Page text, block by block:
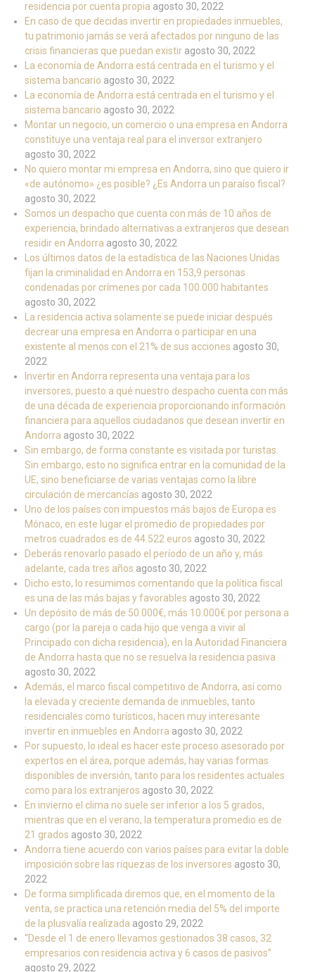
residencia por cuenta propia agosto 30, 2022
En caso de que decidas invertir en propiedades inmuebles,
tu patrimonio jamás se verá afectados por ninguno de las
crisis financieras que puedan existir agosto 30, 2022
La economía de Andorra está centrada en el turismo y el
sistema bancario agosto 30, 2022
La economía de Andorra está centrada en el turismo y el
sistema bancario agosto 30, 2022
Montar un negocio, un comercio o una empresa en Andorra
constituye una ventaja real para el inversor extranjero
agosto 30, 2022
No quiero montar mi empresa en Andorra, sino que quiero ir
«de autónomo» ¿es posible? ¿Es Andorra un paraíso fiscal?
agosto 30, 2022
Somos un despacho que cuenta con más de 10 años de
experiencia, brindado alternativas a extranjeros que desean
residir en Andorra agosto 30, 2022
Los últimos datos de la estadística de las Naciones Unidas
fijan la criminalidad en Andorra en 153,9 personas
condenadas por crímenes por cada 100.000 habitantes
agosto 30, 2022
La residencia activa solamente se puede iniciar después
decrear una empresa en Andorra o participar en una
existente al menos con el 21% de sus acciones agosto 30,
2022
Invertir en Andorra representa una ventaja para los
inversores, puesto a qué nuestro despacho cuenta con más
de una década de experiencia proporcionando información
financiera para aquellos ciudadanos que desean invertir en
Andorra agosto 30, 2022
Sin embargo, de forma constante es visitada por turistas.
Sin embargo, esto no significa entrar en la comunidad de la
UE, sino beneficiarse de varias ventajas como la libre
circulación de mercancías agosto 30, 2022
Uno de los países con impuestos más bajos de Europa es
Mónaco, en este lugar el promedio de propiedades por
metros cuadrados es de 44.522 euros agosto 30, 2022
Deberás renovarlo pasado el período de un año y, más
adelante, cada tres años agosto 30, 2022
Dicho esto, lo resumimos comentando que la política fiscal
es una de las más bajas y favorables agosto 30, 2022
Un depósito de más de 50.000€, más 10.000€ por persona a
cargo (por la pareja o cada hijo que venga a vivir al
Principado con dicha residencia), en la Autoridad Financiera
de Andorra hasta que no se resuelva la residencia pasiva
agosto 30, 2022
Además, el marco fiscal competitivo de Andorra, así como
la elevada y creciente demanda de inmuebles, tanto
residenciales como turísticos, hacen muy interesante
invertir en inmuebles en Andorra agosto 30, 2022
Por supuesto, lo ideal es hacer este proceso asesorado por
expertos en el área, porque además, hay varias formas
disponibles de inversión, tanto para los residentes actuales
como para los extranjeros agosto 30, 2022
En invierno el clima no suele ser inferior a los 5 grados,
mientras que en el verano, la temperatura promedio es de
21 grados agosto 30, 2022
Andorra tiene acuerdo con varios países para evitar la doble
imposición sobre las riquezas de los inversores agosto 30,
2022
De forma simplificada diremos que, en el momento de la
venta, se practica una retención media del 5% del importe
de la plusvalía realizada agosto 29, 2022
“Desde el 1 de enero llevamos gestionados 38 casos, 32
empresarios con residencia activa y 6 casos de pasivos”
agosto 29, 2022